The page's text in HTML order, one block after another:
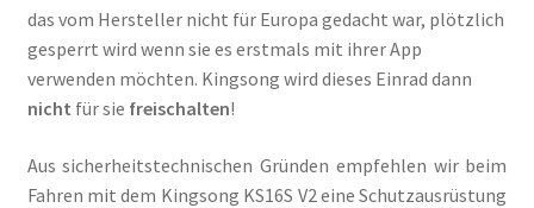
das vom Hersteller nicht für Europa gedacht war, plötzlich
gesperrt wird wenn sie es erstmals mit ihrer App
verwenden möchten. Kingsong wird dieses Einrad dann
nicht für sie freischalten!
Aus sicherheitstechnischen Gründen empfehlen wir beim
Fahren mit dem Kingsong KS16S V2 eine Schutzausrüstung